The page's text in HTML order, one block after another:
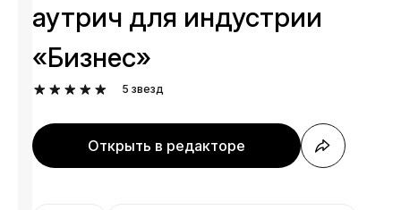
аутрич для индустрии
«Бизнес»
5 звезд
Открыть в редакторе